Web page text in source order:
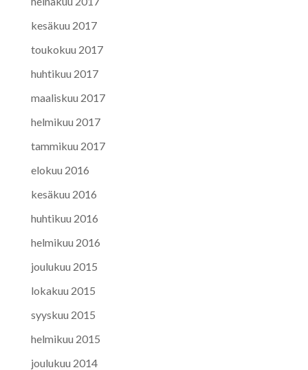
kesäkuu 2017
toukokuu 2017
huhtikuu 2017
maaliskuu 2017
helmikuu 2017
tammikuu 2017
elokuu 2016
kesäkuu 2016
huhtikuu 2016
helmikuu 2016
joulukuu 2015
lokakuu 2015
syyskuu 2015
helmikuu 2015
joulukuu 2014